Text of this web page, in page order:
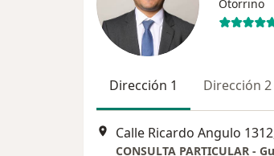
Otorrino
Dirección 1 Dirección 2
Calle Ricardo Angulo
CONSULTA PARTICULAR -